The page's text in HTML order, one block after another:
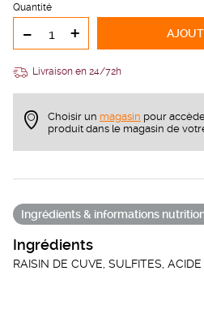
Quantité
- +
Livraison en 24/72h
Choisir un magasin pour
produit dans le magasin de
Ingrédients & informations
Ingrédients
RAISIN DE CUVE, SULFITES,